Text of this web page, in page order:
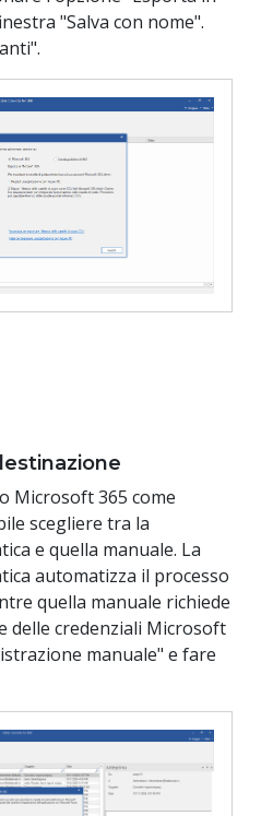
"Salva con nome".
Microsoft 365 come
scegliere tra la
e quella manuale. La
automatizza il processo
quella manuale richiede
delle credenziali Microsoft
manuale" e fare